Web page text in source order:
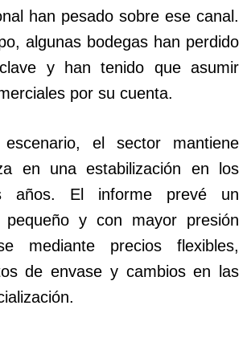
han pesado sobre ese canal.
algunas bodegas han perdido
y han tenido que asumir
por su cuenta.
el sector mantiene
en una estabilización en los
años. El informe prevé un
pequeño y con mayor presión
mediante precios flexibles,
de envase y cambios en las